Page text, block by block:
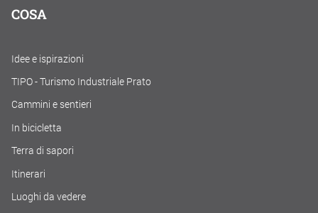
COSA
Idee e ispirazioni
TIPO - Turismo Industriale Prato
Cammini e sentieri
In bicicletta
Terra di sapori
Itinerari
Luoghi da vedere